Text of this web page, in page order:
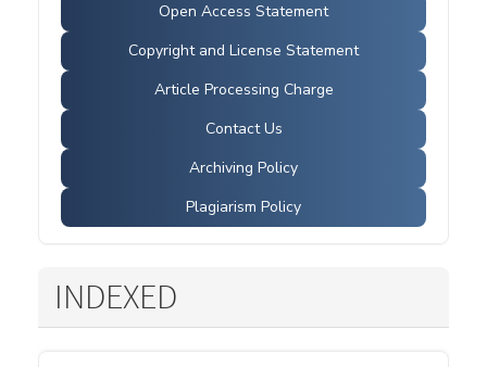
Open Access Statement
Copyright and License Statement
Article Processing Charge
Contact Us
Archiving Policy
Plagiarism Policy
INDEXED